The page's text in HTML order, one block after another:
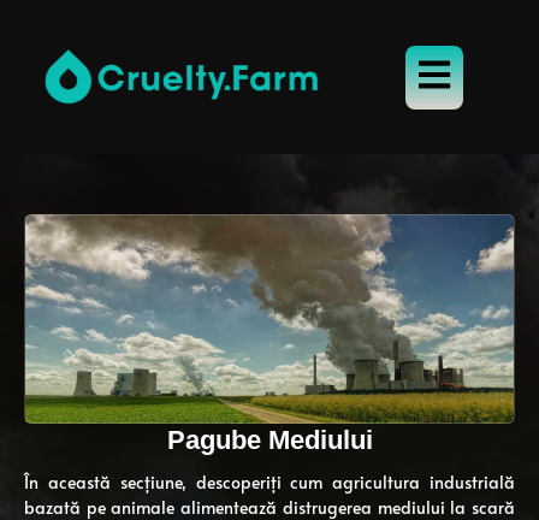
Pagube Mediului
În această secțiune, descoperiți cum agricultura industrială
bazată pe animale alimentează distrugerea mediului la scară